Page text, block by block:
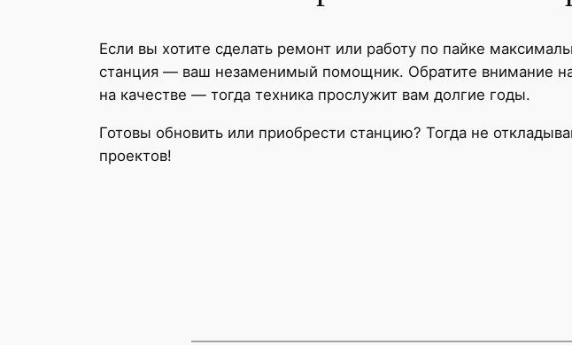
Если вы хотите сделать ремонт или работу по пайке
станция — ваш незаменимый помощник. Обратите внимание
на качестве — тогда техника прослужит вам долгие годы.
Готовы обновить или приобрести станцию? Тогда не
проектов!